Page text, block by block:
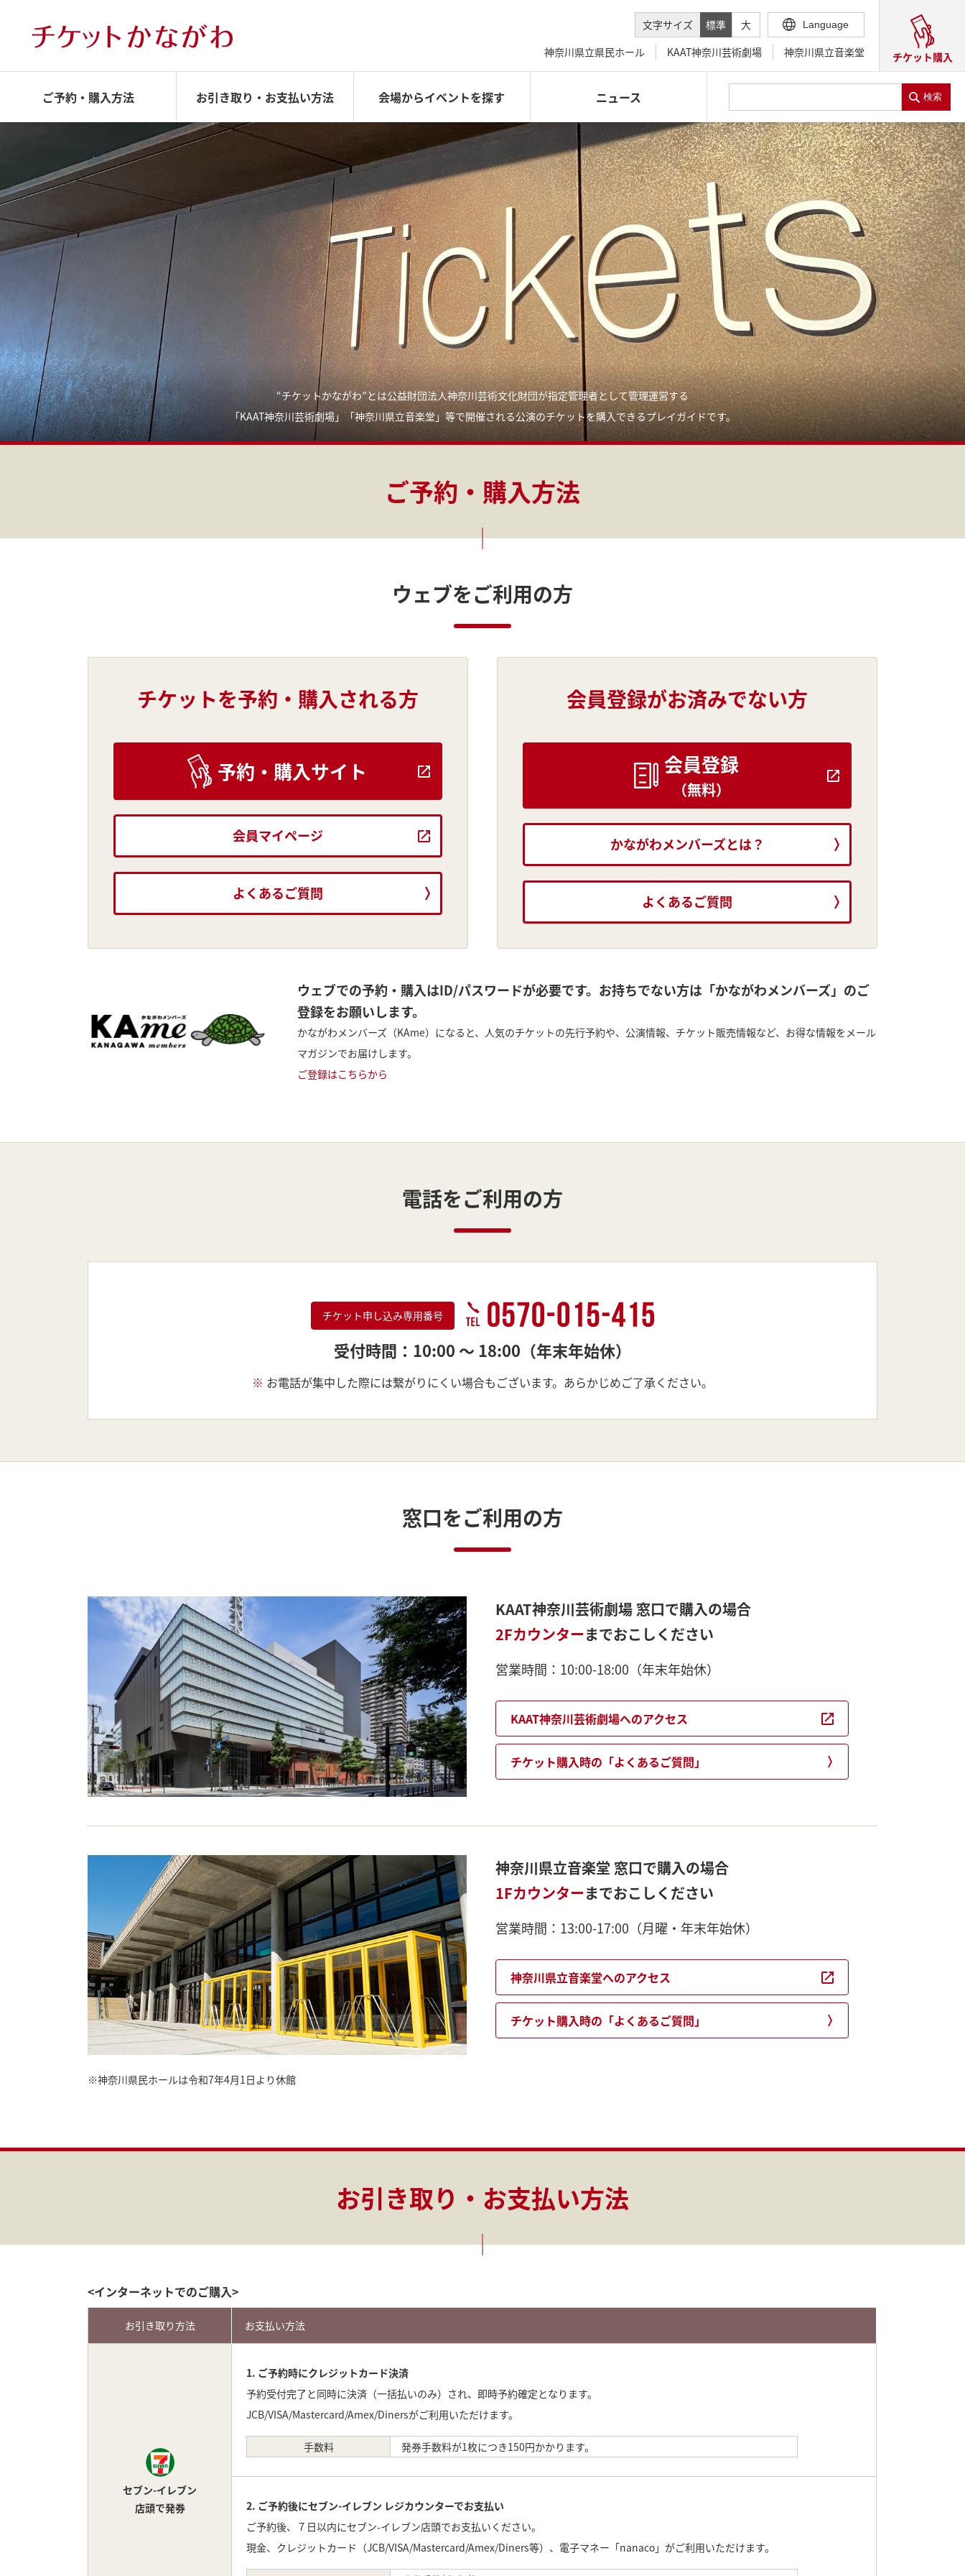
文字サイズ 標準 大 Language
神奈川県立県民ホール KAAT神奈川芸術劇場 神奈川県立音楽堂 チケット購入
ご予約・購入方法 お引き取り・お支払い方法 会場からイベントを探す ニュース 検索
“チケットかながわ”とは公益財団法人神奈川芸術文化財団が指定管理者として管理運営する
「KAAT神奈川芸術劇場」「神奈川県立音楽堂」等で開催される公演のチケットを購入できるプレイガイドです。
ご予約・購入方法
ウェブをご利用の方
チケットを予約・購入される方
予約・購入サイト
会員マイページ
よくあるご質問
会員登録がお済みでない方
会員登録
（無料）
かながわメンバーズとは？
よくあるご質問
ウェブでの予約・購入はID/パスワードが必要です。お持ちでない方は「かながわメンバーズ」のご
登録をお願いします。
かながわメンバーズ（KAme）になると、人気のチケットの先行予約や、公演情報、チケット販売情報など、お得な情報をメール
マガジンでお届けします。
ご登録はこちらから
電話をご利用の方
チケット申し込み専用番号
受付時間：10:00 ～ 18:00 （年末年始休）
※ お電話が集中した際には繋がりにくい場合もございます。あらかじめご了承ください。
窓口をご利用の方
KAAT神奈川芸術劇場 窓口で購入の場合
2Fカウンターまでおこしください
営業時間：10:00-18:00（年末年始休）
KAAT神奈川芸術劇場へのアクセス
チケット購入時の「よくあるご質問」
神奈川県立音楽堂 窓口で購入の場合
1Fカウンターまでおこしください
営業時間：13:00-17:00（月曜・年末年始休）
神奈川県立音楽堂へのアクセス
チケット購入時の「よくあるご質問」
※神奈川県民ホールは令和7年4月1日より休館
お引き取り・お支払い方法
<インターネットでのご購入>
お引き取り方法 お支払い方法
セブン-イレブン
店頭で発券
1. ご予約時にクレジットカード決済
予約受付完了と同時に決済（一括払いのみ）され、即時予約確定となります。
JCB/VISA/Mastercard/Amex/Dinersがご利用いただけます。
手数料 発券手数料が1枚につき150円かかります。
2. ご予約後にセブン-イレブン レジカウンターでお支払い
ご予約後、７日以内にセブン-イレブン店頭でお支払いください。
現金、クレジットカード（JCB/VISA/Mastercard/Amex/Diners等）、電子マネー「nanaco」がご利用いただけます。